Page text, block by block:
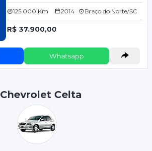
125.000 Km 2014 Braço do Norte/SC
R$ 37.900,00
Whatsapp
Chevrolet Celta